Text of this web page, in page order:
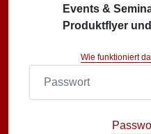
Events &
Produktflyer
Wie funktioniert